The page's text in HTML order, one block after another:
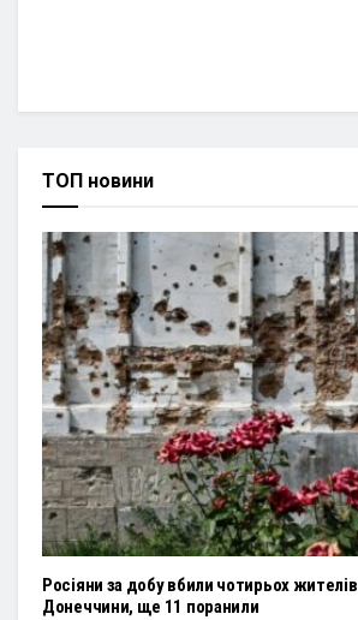
ТОП новини
Росіяни за добу вбили чотирьох жителів
Донеччини, ще 11 поранили